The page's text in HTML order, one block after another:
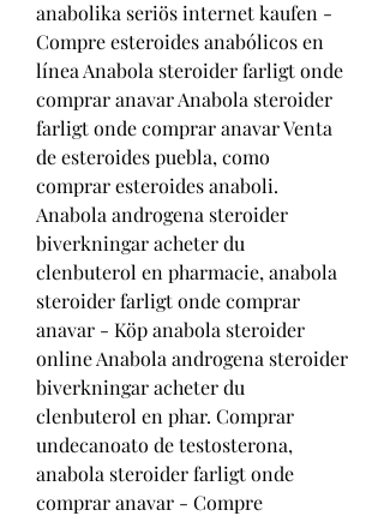
anabolika seriös internet kaufen -
Compre esteroides anabólicos en
línea Anabola steroider farligt onde
comprar anavar Anabola steroider
farligt onde comprar anavar Venta
de esteroides puebla, como
comprar esteroides anaboli.
Anabola androgena steroider
biverkningar acheter du
clenbuterol en pharmacie, anabola
steroider farligt onde comprar
anavar - Köp anabola steroider
online Anabola androgena steroider
biverkningar acheter du
clenbuterol en phar. Comprar
undecanoato de testosterona,
anabola steroider farligt onde
comprar anavar - Compre